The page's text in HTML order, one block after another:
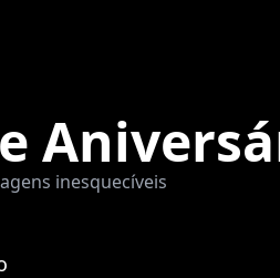
inesquecíveis